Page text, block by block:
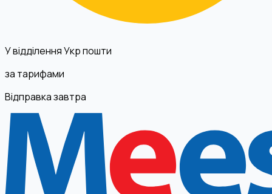
У відділення Укр пошти
за тарифами
Відправка завтра